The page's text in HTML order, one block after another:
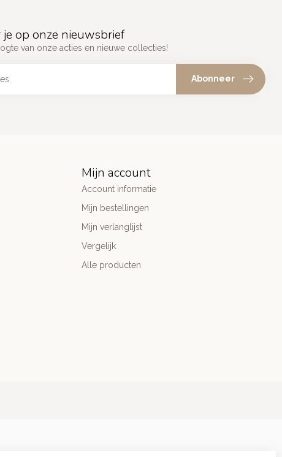
op onze nieuwsbrief
van onze acties en nieuwe collecties!
Abonneer
Mijn account
Account informatie
Mijn bestellingen
Mijn verlanglijst
Vergelijk
Alle producten